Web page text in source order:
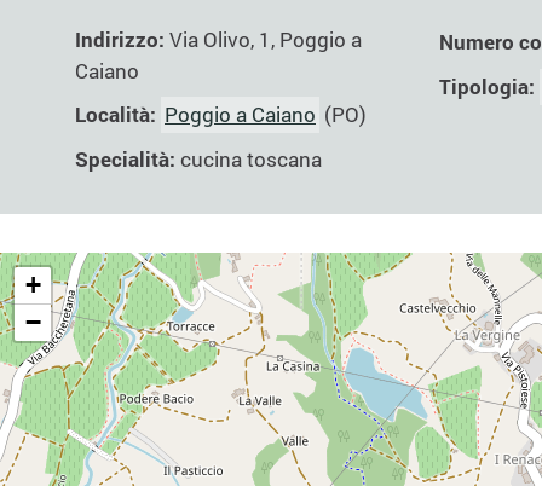
Indirizzo: Via Olivo, 1, Poggio a
Caiano
Località: Poggio a Caiano (PO)
Specialità: cucina toscana
Numero
Tipologia:
+
−